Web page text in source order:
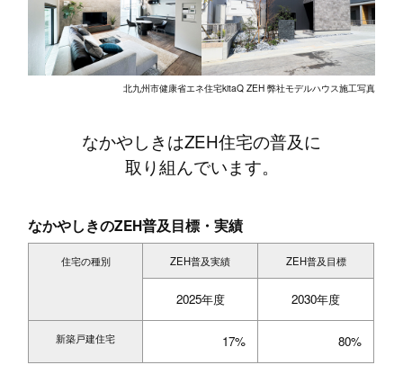
北九州市健康省エネ住宅kitaQ ZEH 弊社モデルハウス施工写真
なかやしきはZEH住宅の普及に
取り組んでいます。
なかやしきのZEH普及目標・実績
住宅の種別 ZEH普及実績 ZEH普及目標
2025年度 2030年度
新築戸建住宅 17% 80%